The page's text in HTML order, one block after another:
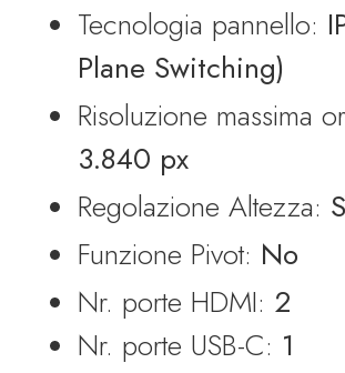
Tecnologia pannello:
Plane Switching)
Risoluzione massima
3.840 px
Regolazione Altezza:
Funzione Pivot: No
Nr. porte HDMI: 2
Nr. porte USB-C: 1